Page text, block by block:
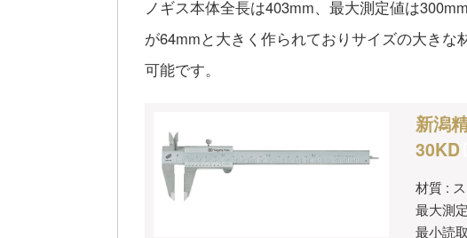
ノギス本体全長は403mm、最大測定値は
が64mmと大きく作られておりサイズの大き
可能です。
新潟
30KD
材質 :
最大測
最小読